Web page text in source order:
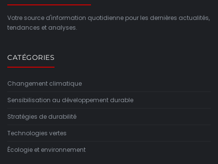
Votre source d'information quotidienne pour les dernières actualités,
tendances et analyses.
CATÉGORIES
Changement climatique
Sensibilisation au développement durable
Stratégies de durabilité
Technologies vertes
Écologie et environnement